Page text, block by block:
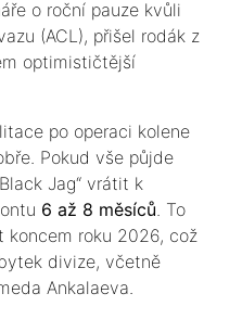
o roční pauze kvůli
(ACL), přišel rodák z
optimističtější
po operaci kolene
Pokud vše půjde
Jag“ vrátit k
6 až 8 měsíců. To
koncem roku 2026, což
divize, včetně
Ankalaeva.